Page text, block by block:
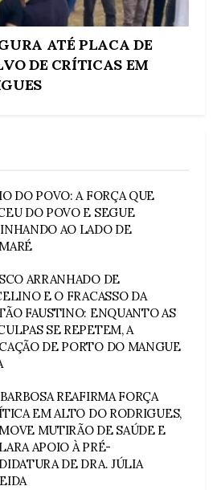
ATÉ PLACA DE
DE CRÍTICAS EM
DO POVO: A FORÇA QUE
DO POVO E SEGUE
AO LADO DE
ARRANHADO DE
E O FRACASSO DA
FAUSTINO: ENQUANTO AS
SE REPETEM, A
DE PORTO DO MANGUE
REAFIRMA FORÇA
EM ALTO DO RODRIGUES,
MUTIRÃO DE SAÚDE E
APOIO À PRÉ-
DE DRA. JÚLIA